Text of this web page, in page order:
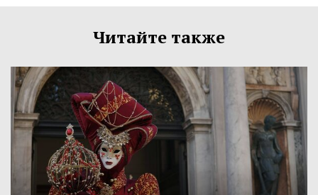
Читайте также